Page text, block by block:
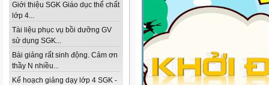
Giới thiệu SGK Giáo dục thể chất
lớp 4...
Tài liệu phục vụ bồi dưỡng GV
sử dụng SGK...
Bài giảng rất sinh động. Cảm ơn
thầy N nhiều...
Kế hoạch giảng dạy lớp 4 SGK -